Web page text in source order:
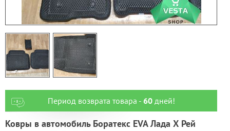
Период возврата товара - 60дней!
Ковры в автомобиль Боратекс EVA Лада Х Рей